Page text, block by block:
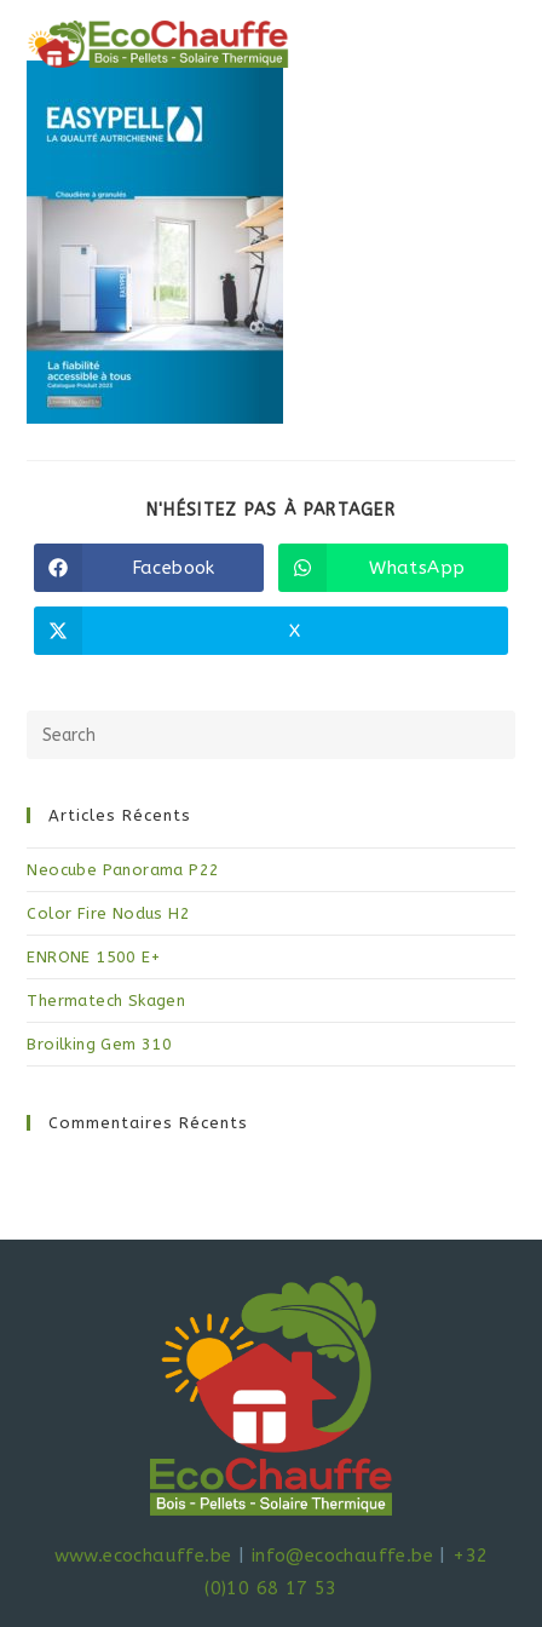
N'HÉSITEZ PAS À PARTAGER
Facebook WhatsApp
X
Articles Récents
Neocube Panorama P22
Color Fire Nodus H2
ENRONE 1500 E+
Thermatech Skagen
Broilking Gem 310
Commentaires Récents
www.ecochauffe.be info@ecochauffe.be
+32
(0)10 68 17 53